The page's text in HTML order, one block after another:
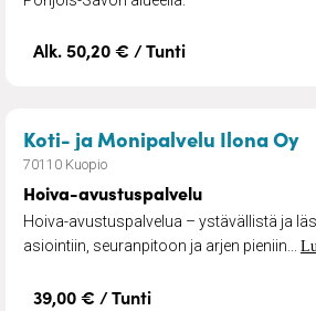
Alk. 50,20 € / Tunti
Koti- ja Monipalvelu Ilona Oy–
70110 Kuopio
Hoiva-avustuspalvelu
Hoiva-avustuspalvelua – ystävällistä ja
asiointiin, seuranpitoon ja arjen pieniin...
39,00 € / Tunti